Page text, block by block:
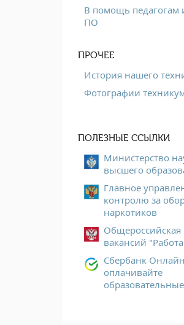
В помощь педагогам
ПО
ПРОЧЕЕ
История нашего
Фотографии
ПОЛЕЗНЫЕ ССЫЛКИ
Министерство
высшего
Главное
контролю за
наркотиков
Общероссийская
вакансий
Сбербанк
оплачивайте